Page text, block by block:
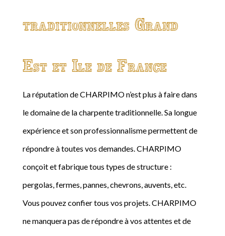
traditionnelles Grand
Est et Ile de France
La réputation de CHARPIMO n’est plus à faire dans
le domaine de la charpente traditionnelle. Sa longue
expérience et son professionnalisme permettent de
répondre à toutes vos demandes. CHARPIMO
conçoit et fabrique tous types de structure :
pergolas, fermes, pannes, chevrons, auvents, etc.
Vous pouvez confier tous vos projets. CHARPIMO
ne manquera pas de répondre à vos attentes et de